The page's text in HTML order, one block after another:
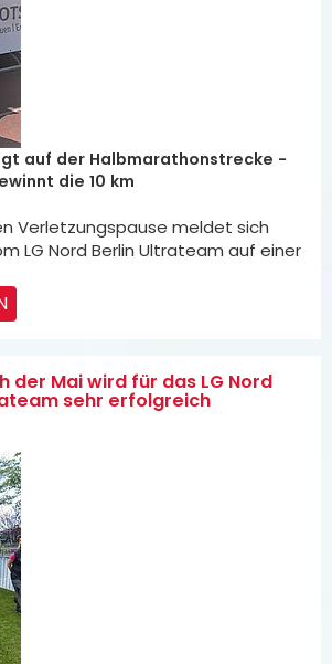
auf der Halbmarathonstrecke -
die 10 km
Verletzungspause meldet sich
LG Nord Berlin Ultrateam auf einer
der Mai wird für das LG Nord
sehr erfolgreich